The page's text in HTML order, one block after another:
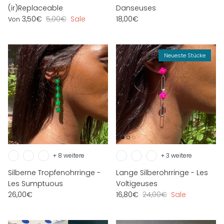
(ir)Replaceable
Von 3,50€ 5,00€ Sale
Danseuses
18,00€
Silberne Tropfenohrringe -
Les Sumptuous
26,00€
+ 8 weitere
Neueste Stücke
Lange Silberohrringe - Les
Voltigeuses
16,80€ 24,00€ Sale
+ 3 weitere